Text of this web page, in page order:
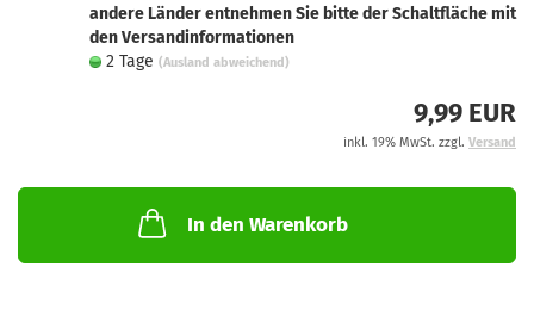
andere Länder entnehmen Sie bitte der Schaltfläche mit
den Versandinformationen
2 Tage (Ausland abweichend)
9,99 EUR
inkl. 19% MwSt. zzgl. Versand
In den Warenkorb